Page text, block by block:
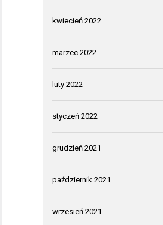
kwiecień 2022
marzec 2022
luty 2022
styczeń 2022
grudzień 2021
październik 2021
wrzesień 2021